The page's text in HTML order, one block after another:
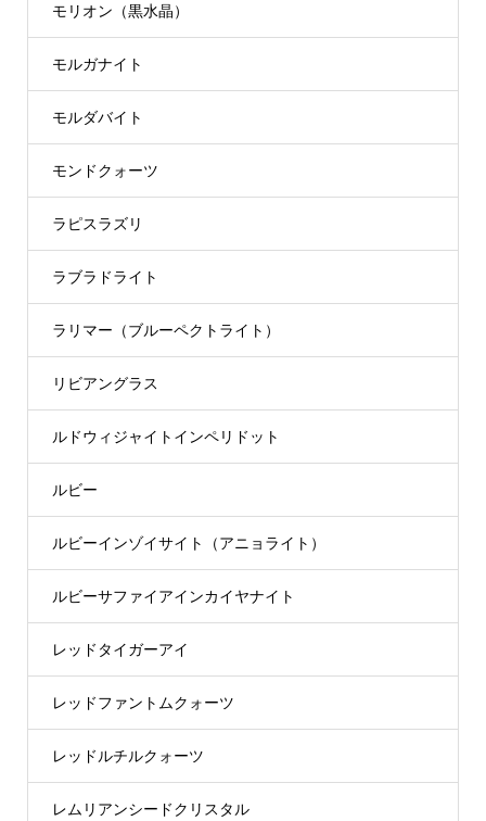
モリオン（黒水晶）
モルガナイト
モルダバイト
モンドクォーツ
ラピスラズリ
ラブラドライト
ラリマー（ブルーペクトライト）
リビアングラス
ルドウィジャイトインペリドット
ルビー
ルビーインゾイサイト（アニョライト）
ルビーサファイアインカイヤナイト
レッドタイガーアイ
レッドファントムクォーツ
レッドルチルクォーツ
レムリアンシードクリスタル